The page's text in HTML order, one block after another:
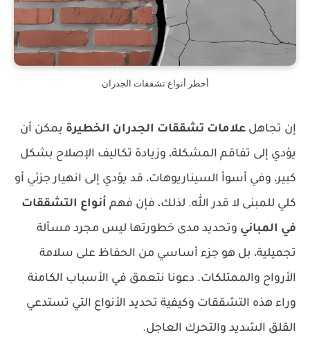
أخطر أنواع تشققات الجدران
إن تجاهل علامات تشققات الجدران الخطيرة يمكن أن
يؤدي إلى تفاقم المشكلة، وزيادة تكاليف الإصلاح بشكل
كبير، وفي أسوأ السيناريوهات، قد يؤدي إلى انهيار جزئي أو
كلي للمبنى لا قدر الله. لذلك، فإن فهم أنواع التشققات
في المباني وتحديد مدى خطورتها ليس مجرد مسألة
تجميلية، بل هو جزء أساسي من الحفاظ على سلامة
الأرواح والممتلكات. دعونا نتعمق في الأسباب الكامنة
وراء هذه التشققات وكيفية تحديد الأنواع التي تستدعي
القلق الشديد والتحرك العاجل.